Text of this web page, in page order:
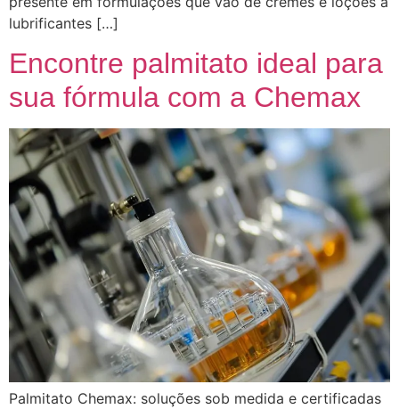
lubrificantes […]
Encontre palmitato ideal para
sua fórmula com a Chemax
Palmitato Chemax: soluções sob medida e certificadas